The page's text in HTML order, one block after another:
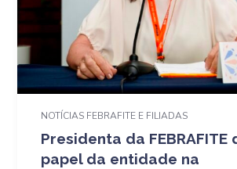
NOTÍCIAS FEBRAFITE E FILIADAS
Presidenta da FEBRAFITE
papel da entidade na